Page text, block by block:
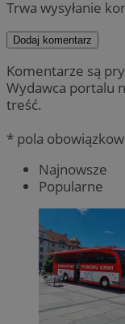
Trwa wysyłanie
Dodaj komentarz
Komentarze są
Wydawca portalu
treść.
* pola
Najnowsze
Popularne